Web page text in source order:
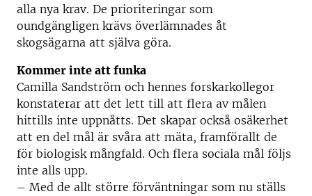
alla nya krav. De prioriteringar som
oundgängligen krävs överlämnades åt
skogsägarna att själva göra.
Kommer inte att funka
Camilla Sandström och hennes forskarkollegor
konstaterar att det lett till att flera av målen
hittills inte uppnåtts. Det skapar också osäkerhet
att en del mål är svåra att mäta, framförallt de
för biologisk mångfald. Och flera sociala mål följs
inte alls upp.
– Med de allt större förväntningar som nu ställs